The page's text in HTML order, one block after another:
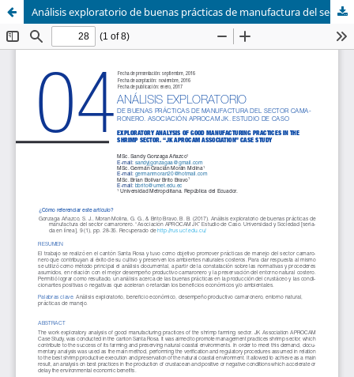
Análisis exploratorio de buenas prácticas de manufactura del sector camaronero. “Asociación APROCAM JK” Estudio de Caso